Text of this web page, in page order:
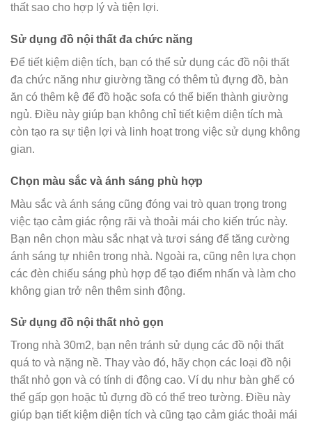
thất sao cho hợp lý và tiện lợi.
Sử dụng đồ nội thất đa chức năng
Để tiết kiệm diện tích, bạn có thể sử dụng các đồ nội thất
đa chức năng như giường tầng có thêm tủ đựng đồ, bàn
ăn có thêm kệ để đồ hoặc sofa có thể biến thành giường
ngủ. Điều này giúp bạn không chỉ tiết kiệm diện tích mà
còn tạo ra sự tiện lợi và linh hoạt trong việc sử dụng không
gian.
Chọn màu sắc và ánh sáng phù hợp
Màu sắc và ánh sáng cũng đóng vai trò quan trọng trong
việc tạo cảm giác rộng rãi và thoải mái cho kiến trúc này.
Bạn nên chọn màu sắc nhạt và tươi sáng để tăng cường
ánh sáng tự nhiên trong nhà. Ngoài ra, cũng nên lựa chọn
các đèn chiếu sáng phù hợp để tạo điểm nhấn và làm cho
không gian trở nên thêm sinh động.
Sử dụng đồ nội thất nhỏ gọn
Trong nhà 30m2, bạn nên tránh sử dụng các đồ nội thất
quá to và nặng nề. Thay vào đó, hãy chọn các loại đồ nội
thất nhỏ gọn và có tính di động cao. Ví dụ như bàn ghế có
thể gấp gọn hoặc tủ đựng đồ có thể treo tường. Điều này
giúp bạn tiết kiệm diện tích và cũng tạo cảm giác thoải mái